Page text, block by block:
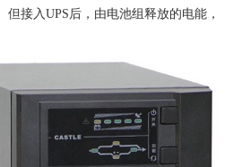
接入UPS后，由电池组释放的电能，